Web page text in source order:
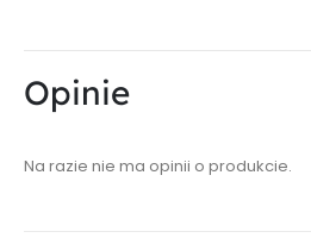
Opinie
Na razie nie ma opinii o produkcie.